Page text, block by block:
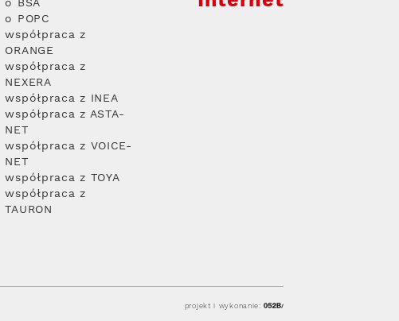
o BSA
o POPC
współpraca z
ORANGE
współpraca z
NEXERA
współpraca z INEA
współpraca z ASTA-
NET
współpraca z VOICE-
NET
współpraca z TOYA
współpraca z
TAURON
projekt i wykonanie: